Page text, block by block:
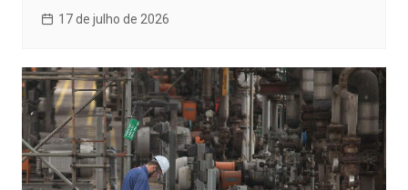
17 de julho de 2026